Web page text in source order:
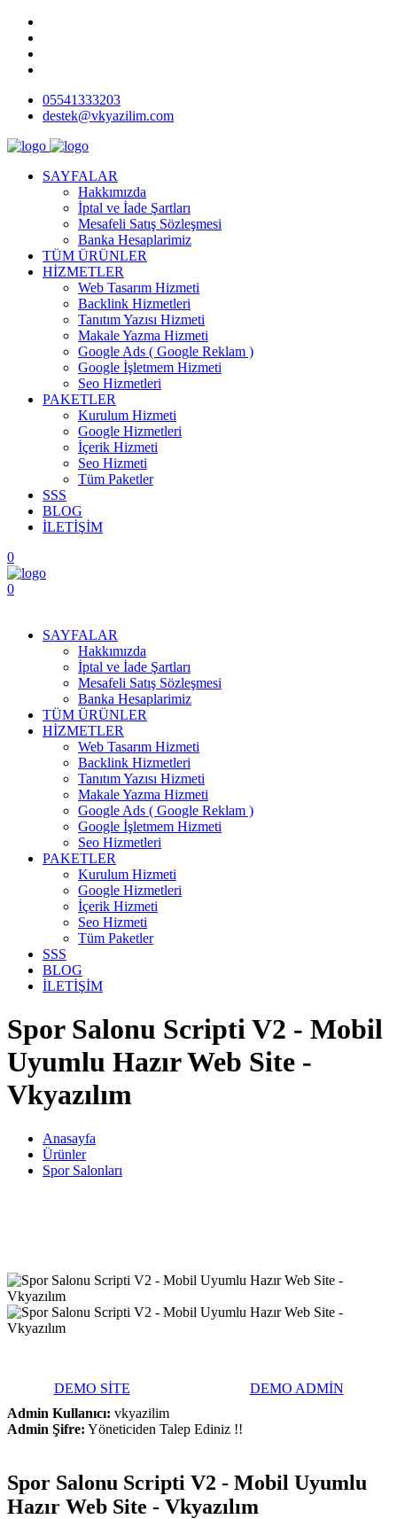
05541333203
destek@vkyazilim.com
SAYFALAR
Hakkımızda
İptal ve İade Şartları
Mesafeli Satış Sözleşmesi
Banka Hesaplarimiz
TÜM ÜRÜNLER
HİZMETLER
Web Tasarım Hizmeti
Backlink Hizmetleri
Tanıtım Yazısı Hizmeti
Makale Yazma Hizmeti
Google Ads ( Google Reklam )
Google İşletmem Hizmeti
Seo Hizmetleri
PAKETLER
Kurulum Hizmeti
Google Hizmetleri
İçerik Hizmeti
Seo Hizmeti
Tüm Paketler
SSS
BLOG
İLETİŞİM
0
0
SAYFALAR
Hakkımızda
İptal ve İade Şartları
Mesafeli Satış Sözleşmesi
Banka Hesaplarimiz
TÜM ÜRÜNLER
HİZMETLER
Web Tasarım Hizmeti
Backlink Hizmetleri
Tanıtım Yazısı Hizmeti
Makale Yazma Hizmeti
Google Ads ( Google Reklam )
Google İşletmem Hizmeti
Seo Hizmetleri
PAKETLER
Kurulum Hizmeti
Google Hizmetleri
İçerik Hizmeti
Seo Hizmeti
Tüm Paketler
SSS
BLOG
İLETİŞİM
Spor Salonu Scripti V2 - Mobil
Uyumlu Hazır Web Site -
Vkyazılım
Anasayfa
Ürünler
Spor Salonları
DEMO SİTE
DEMO ADMİN
Admin Kullanıcı: vkyazilim
Admin Şifre: Yöneticiden Talep Ediniz !!
Spor Salonu Scripti V2 - Mobil Uyumlu
Hazır Web Site - Vkyazılım